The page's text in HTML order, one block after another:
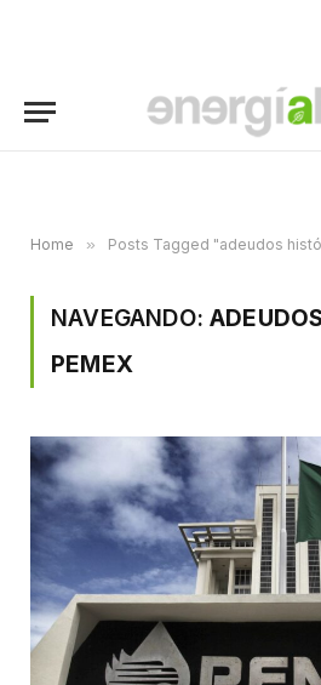
Home » Posts Tagged "adeudos
NAVEGANDO:
PEMEX